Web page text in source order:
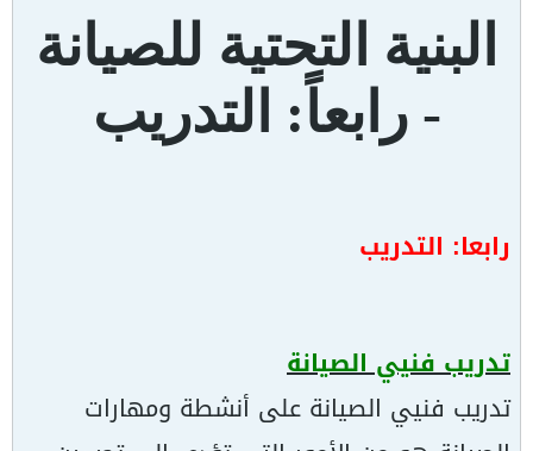
البنية التحتية للصيانة
- رابعاً: التدريب
رابعا: التدريب
تدريب فنيي الصيانة
تدريب فنيي الصيانة على أنشطة ومهارات